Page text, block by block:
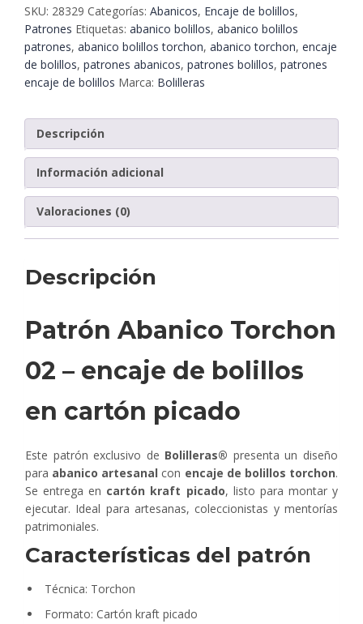
02
–
Encaje
de
bolillos
cartón
kraft
picado
Bolilleras®
cantidad
SKU: 28329 Categorías: Abanicos, Encaje de bolillos,
Patrones Etiquetas: abanico bolillos, abanico bolillos
patrones, abanico bolillos torchon, abanico torchon, encaje
de bolillos, patrones abanicos, patrones bolillos, patrones
encaje de bolillos Marca: Bolilleras
Descripción
Información adicional
Valoraciones (0)
Descripción
Patrón Abanico Torchon
02 – encaje de bolillos
en cartón picado
Este patrón exclusivo de Bolilleras® presenta un diseño
para abanico artesanal con encaje de bolillos torchon.
Se entrega en cartón kraft picado, listo para montar y
ejecutar. Ideal para artesanas, coleccionistas y mentorías
patrimoniales.
Características del patrón
Técnica: Torchon
Formato: Cartón kraft picado